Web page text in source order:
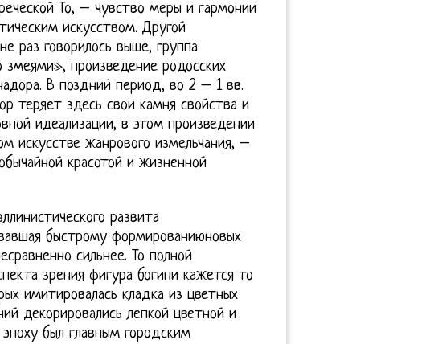
То, – чувство меры и гармонии
искусством. Другой
раз говорилось выше, группа
произведение родосских
В поздний период, во 2 – 1 вв.
теряет здесь свои камня свойства и
идеализации, в этом произведении
искусстве жанрового измельчания, –
красотой и жизненной
развита
быстрому формированиюновых
сильнее. То полной
зрения фигура богини кажется то
имитировалась кладка из цветных
декорировались лепкой цветной и
был главным городским